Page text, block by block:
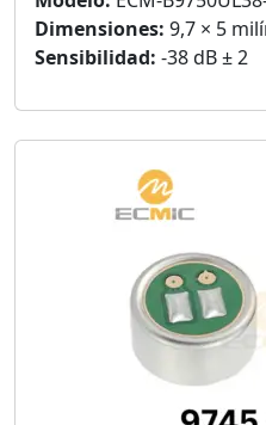
Dimensiones: 9,7 × 5
Sensibilidad: -38 dB ± 2